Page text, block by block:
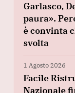
Garlasco,
paura».
è convinta
svolta
1 Agosto 2026
Facile
Nazionale